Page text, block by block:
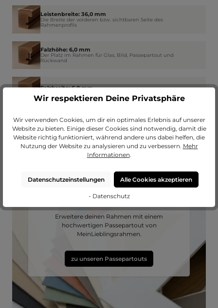
Leistenbreite: 36,0 mm
Die Breite der vorderen bzw. sichtbaren Seite des
Rahmenprofils
Falzhöhe: 6,0 mm
Der Platz im Rahmen für Glas, Bild, Passepartout und
Rückwand
Falzbreite: 6,0 mm
Wie weit der Rahmen am Rand das Glas überdeckt
Passendes Passepartout?
Erweitere deinen Rahmen mit einem
hochwertigen Passepartout von
MeinLieblingsrahmen.
zu unseren Passepartouts
Wir respektieren Deine Privatsphäre
Wir verwenden Cookies, um dir ein optimales Erlebnis auf unserer
Website zu bieten. Einige dieser Cookies sind notwendig, damit die
Website richtig funktioniert, während andere uns dabei helfen, die
Nutzung der Website zu analysieren und zu verbessern. Mehr
Informationen.
Datenschutzeinstellungen Alle Cookies akzeptieren
- Datenschutz